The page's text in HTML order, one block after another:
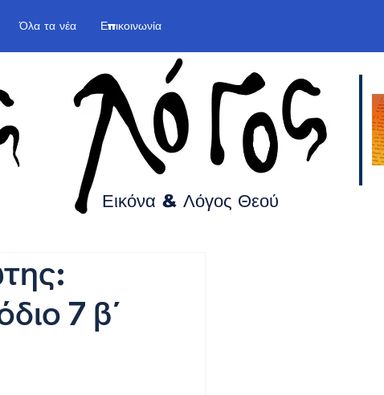
Όλα τα νέα Επικοινωνία
Εικόνα & Λόγος Θεού
7 β΄